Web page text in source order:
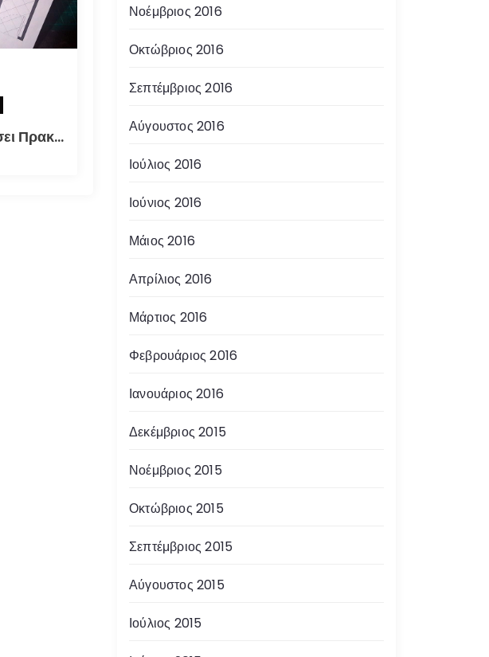
Έχουμε Γεμίσει Πρακτικούς Ανθρώπους
Νοέμβριος 2016
Οκτώβριος 2016
Σεπτέμβριος 2016
Αύγουστος 2016
Ιούλιος 2016
Ιούνιος 2016
Μάιος 2016
Απρίλιος 2016
Μάρτιος 2016
Φεβρουάριος 2016
Ιανουάριος 2016
Δεκέμβριος 2015
Νοέμβριος 2015
Οκτώβριος 2015
Σεπτέμβριος 2015
Αύγουστος 2015
Ιούλιος 2015